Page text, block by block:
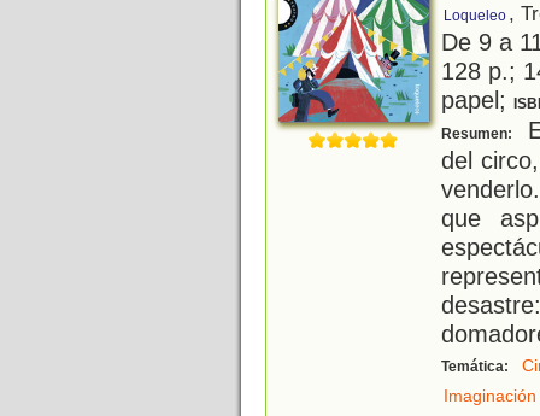
Loqueleo ,
De 9 a
128 p.;
papel;
Resumen:
del
que
Temática:
Imaginación